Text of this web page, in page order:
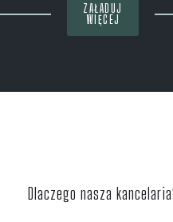
ZAŁADUJ
WIĘCEJ
Dlaczego nasza